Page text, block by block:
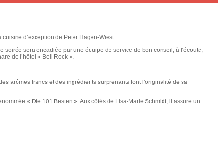
d’exception de Peter Hagen-Wiest.
soirée sera encadrée par une équipe de service de bon conseil, à l’écoute,
de l’hôtel « Bell Rock ».
arômes francs et des ingrédients surprenants font l’originalité de sa
« Die 101 Besten ». Aux côtés de Lisa-Marie Schmidt, il assure un